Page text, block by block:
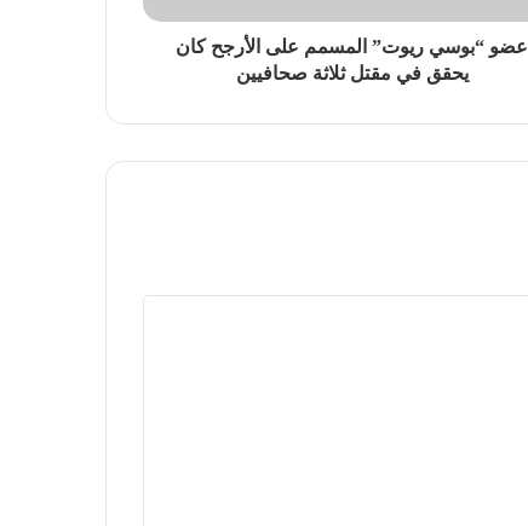
عضو “بوسي ريوت” المسمم على الأرجح كان
يحقق في مقتل ثلاثة صحافيين